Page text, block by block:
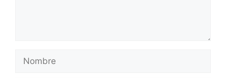
Nombre